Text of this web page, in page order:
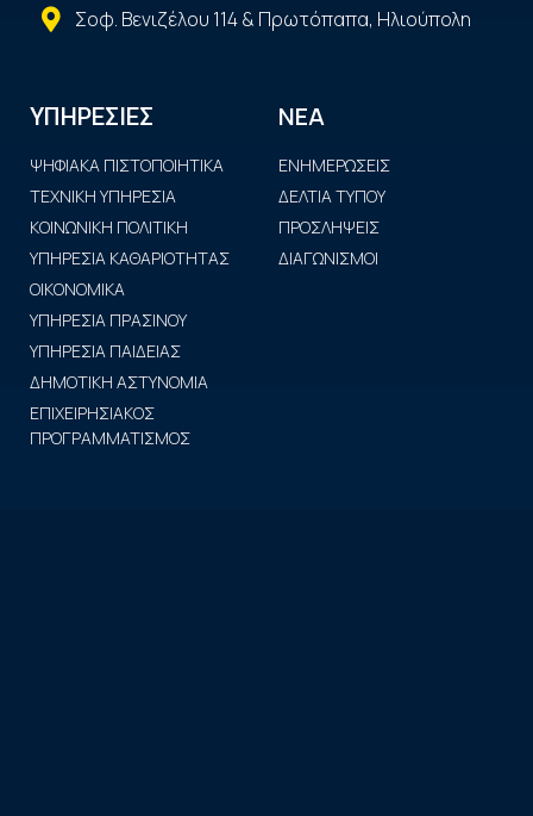
Σοφ. Βενιζέλου 114 & Πρωτόπαπα, Ηλιούπολη
ΥΠΗΡΕΣΙΕΣ
ΨΗΦΙΑΚΑ ΠΙΣΤΟΠΟΙΗΤΙΚΑ
ΤΕΧΝΙΚΗ ΥΠΗΡΕΣΙΑ
ΚΟΙΝΩΝΙΚΗ ΠΟΛΙΤΙΚΗ
ΥΠΗΡΕΣΙΑ ΚΑΘΑΡΙΟΤΗΤΑΣ
ΟΙΚΟΝΟΜΙΚΑ
ΥΠΗΡΕΣΙΑ ΠΡΑΣΙΝΟΥ
ΥΠΗΡΕΣΙΑ ΠΑΙΔΕΙΑΣ
ΔΗΜΟΤΙΚΗ ΑΣΤΥΝΟΜΙΑ
ΕΠΙΧΕΙΡΗΣΙΑΚΟΣ
ΠΡΟΓΡΑΜΜΑΤΙΣΜΟΣ
ΝΕΑ
ΕΝΗΜΕΡΩΣΕΙΣ
ΔΕΛΤΙΑ ΤΥΠΟΥ
ΠΡΟΣΛΗΨΕΙΣ
ΔΙΑΓΩΝΙΣΜΟΙ